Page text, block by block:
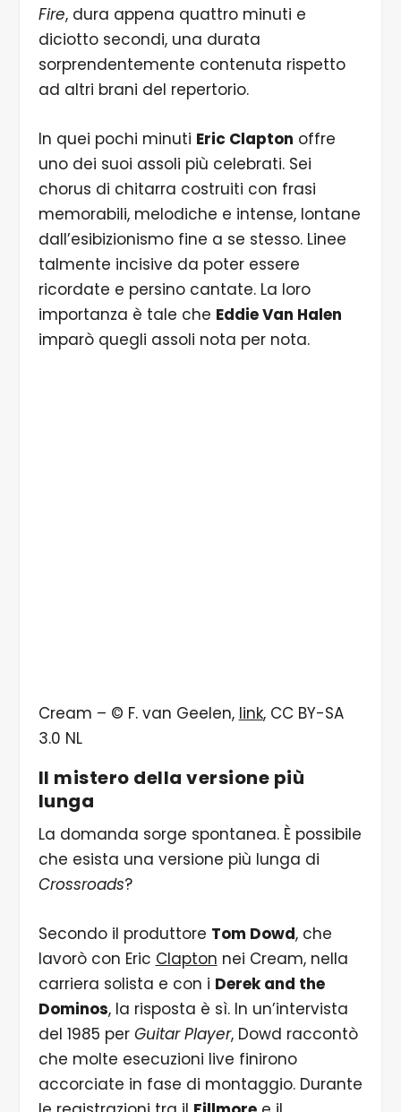
Fire, dura appena quattro minuti e
diciotto secondi, una durata
sorprendentemente contenuta rispetto
ad altri brani del repertorio.
In quei pochi minuti Eric Clapton offre
uno dei suoi assoli più celebrati. Sei
chorus di chitarra costruiti con frasi
memorabili, melodiche e intense, lontane
dall’esibizionismo fine a se stesso. Linee
talmente incisive da poter essere
ricordate e persino cantate. La loro
importanza è tale che Eddie Van Halen
imparò quegli assoli nota per nota.
Cream – © F. van Geelen, link, CC BY-SA
3.0 NL
Il mistero della versione più
lunga
La domanda sorge spontanea. È possibile
che esista una versione più lunga di
Crossroads?
Secondo il produttore Tom Dowd, che
lavorò con Eric Clapton nei Cream, nella
carriera solista e con i Derek and the
Dominos, la risposta è sì. In un’intervista
del 1985 per Guitar Player, Dowd raccontò
che molte esecuzioni live finirono
accorciate in fase di montaggio. Durante